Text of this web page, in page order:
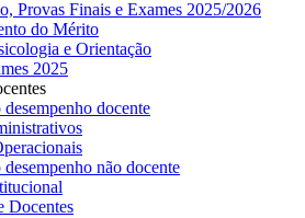
Provas Finais e Exames 2025/2026
do Mérito
e Orientação
2025
docente
não docente
Docentes